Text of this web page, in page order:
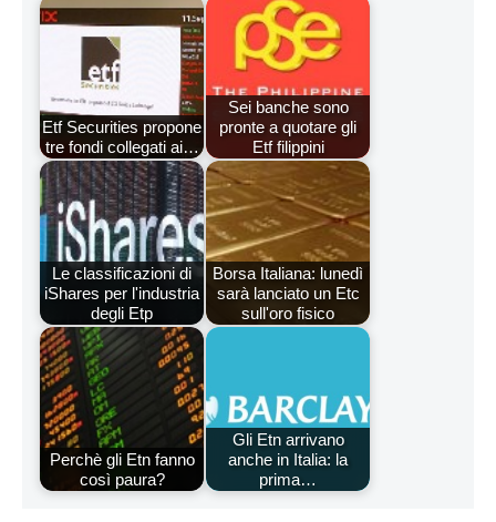
Etf Securities propone
tre fondi collegati ai…
Sei banche sono
pronte a quotare gli
Etf filippini
Le classificazioni di
iShares per l'industria
degli Etp
Borsa Italiana: lunedì
sarà lanciato un Etc
sull'oro fisico
Perchè gli Etn fanno
così paura?
Gli Etn arrivano
anche in Italia: la
prima…